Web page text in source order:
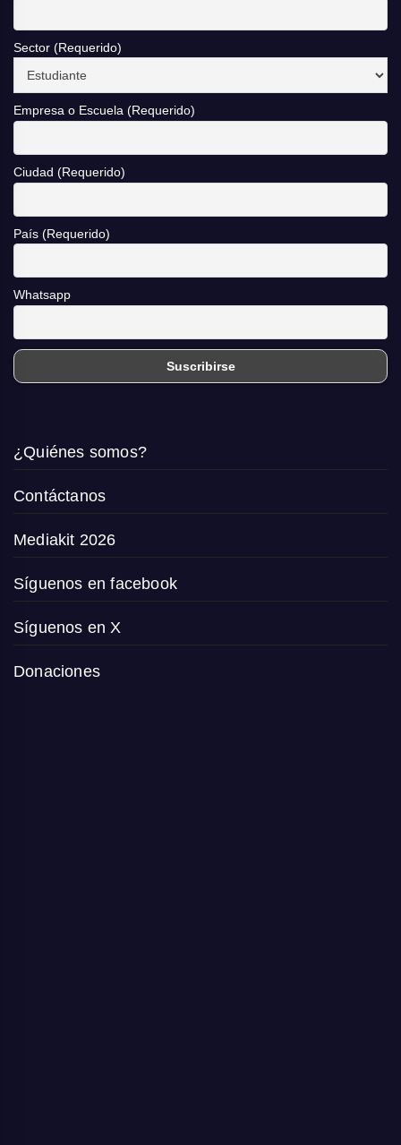
Sector (Requerido)
Empresa o Escuela (Requerido)
Ciudad (Requerido)
País (Requerido)
Whatsapp
¿Quiénes somos?
Contáctanos
Mediakit 2026
Síguenos en facebook
Síguenos en X
Donaciones